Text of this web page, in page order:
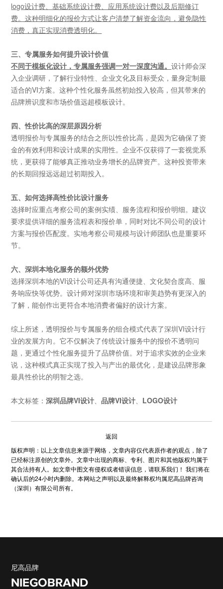
logo设计费、基础系统设计费、应用系统设计费以及后期修订
费。这种明细化的报价方式让客户清楚了解资金流向，避免隐性
消费，真正实现消费透明化。
三、专属服务如何提升设计价值
不同于模板化设计，专属服务强调一对一深度沟通。设计师会深
入企业调研，了解行业特性、企业文化及目标受众，量身定制最
适合的VI方案。这种个性化服务虽然初始投入较高，但其带来的
品牌辨识度和市场价值远超模板设计。
四、性价比高的深层原因分析
透明报价与专属服务的结合之所以性价比高，是因为它确保了资
金的有效利用和设计成果的实用性。企业不仅获得了一套视觉系
统，更获得了能够真正推动业务增长的品牌资产。这种投资带来
的长期回报远远超过初期投入。
五、如何选择高性价比设计服务
选择时应重点考察公司的案例实绩、服务流程和报价明细。建议
要求提供详细的服务流程表和报价单，同时对比不同公司的设计
方案与报价匹配度。实地考察公司规模与设计师团队也是重要环
节。
六、深圳本地化服务的额外优势
选择深圳本地的VI设计公司还具有沟通便捷、文化契合度高、服
务响应快等优势。设计师对深圳市场环境和审美趋势有更深入的
了解，能创作出更符合本地消费者偏好的设计方案。
综上所述，透明报价与专属服务的组合模式代表了深圳VI设计行
业的发展方向。它不仅解决了传统设计服务中的报价不透明问
题，更通过个性化服务提升了品牌价值。对于追求实效的企业来
说，这种模式真正实现了投入与产出的最优化，是建设品牌形象
最具性价比的明智之选。
本文标签：深圳品牌VI设计、品牌VI设计、 LOGO设计
返回
版权声明：以上文章信息来源于网络，文章内容仅代表原作者的观点，除了
已经标注原创的文章外。文章中出现的商标、专利、图片和其他版权均属于
其合法持有人。如文章中图文有侵权或者错误信息，请联系我们！ 我们将在
确认后的24小时内删除。本网站之声明以及最终解释权均属尼高品牌咨询
（深圳）有限公司所有。
尼高品牌
NIEGOBRAND